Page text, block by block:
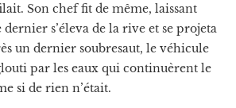
Son chef fit de même, laissant
s’éleva de la rive et se projeta
un dernier soubresaut, le véhicule
par les eaux qui continuèrent le
si de rien n’était.